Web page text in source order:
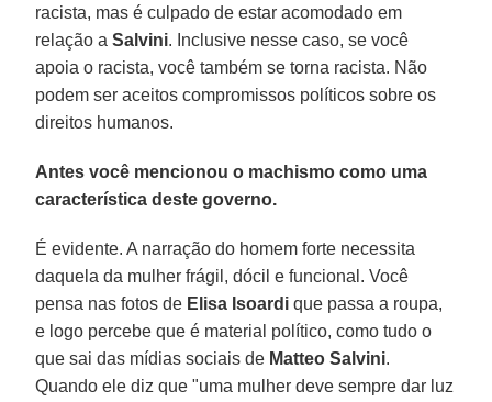
racista, mas é culpado de estar acomodado em
relação aSalvini. Inclusive nesse caso, se você
apoia o racista, você também se torna racista. Não
podem ser aceitos compromissos políticos sobre os
direitos humanos.
Antes você mencionou o machismo como uma
característica deste governo.
É evidente. A narração do homem forte necessita
daquela da mulher frágil, dócil e funcional. Você
pensa nas fotos de Elisa Isoardi que passa a roupa,
e logo percebe que é material político, como tudo o
que sai das mídias sociais de Matteo Salvini.
Quando ele diz que "uma mulher deve sempre dar luz